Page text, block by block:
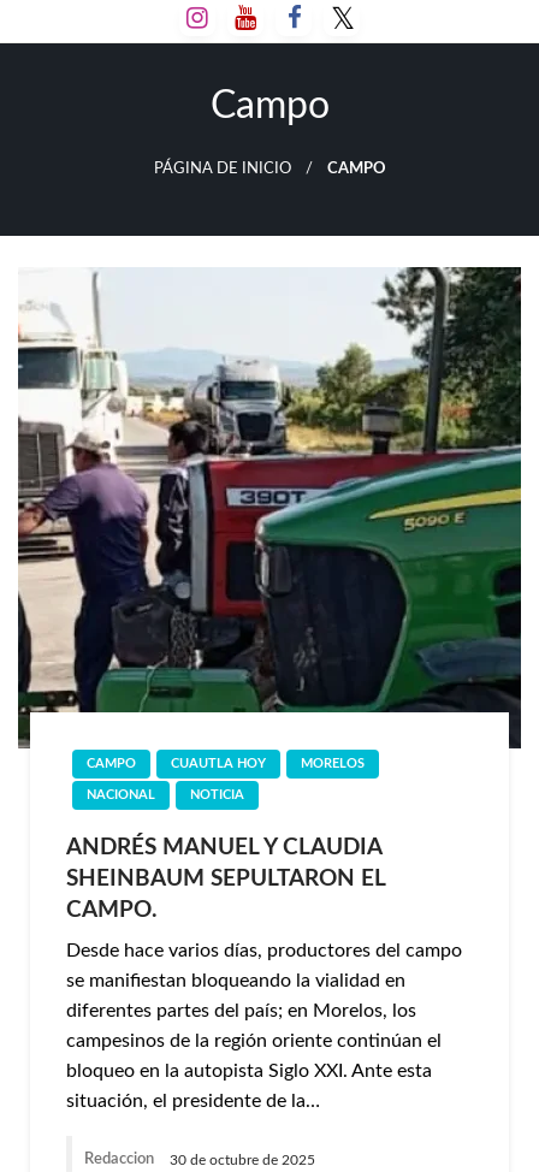
al
Campo
PÁGINA DE INICIO CAMPO
CAMPO CUAUTLA HOY MORELOS
NACIONAL NOTICIA
ANDRÉS MANUEL Y CLAUDIA
SHEINBAUM SEPULTARON EL
CAMPO.
Desde hace varios días, productores del campo
se manifiestan bloqueando la vialidad en
diferentes partes del país; en Morelos, los
campesinos de la región oriente continúan el
bloqueo en la autopista Siglo XXI. Ante esta
situación, el presidente de la…
Redaccion 30 de octubre de 2025